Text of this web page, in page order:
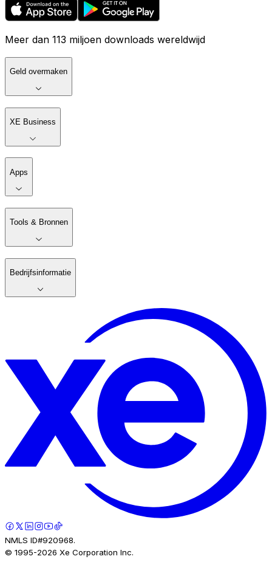
Meer dan 113 miljoen downloads wereldwijd
Geld overmaken
XE Business
Apps
Tools & Bronnen
Bedrijfsinformatie
NMLS ID#920968.
© 1995-2026 Xe Corporation Inc.